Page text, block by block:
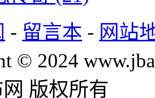
- 留言本 - 网站
© 2024
版权所有